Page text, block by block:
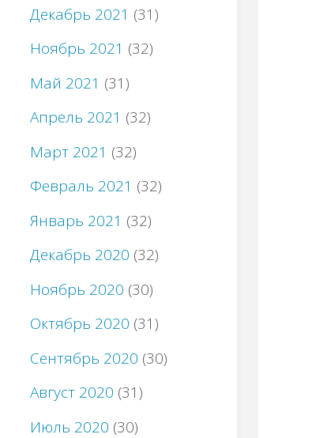
Декабрь 2021 (31)
Ноябрь 2021 (32)
Май 2021 (31)
Апрель 2021 (32)
Март 2021 (32)
Февраль 2021 (32)
Январь 2021 (32)
Декабрь 2020 (32)
Ноябрь 2020 (30)
Октябрь 2020 (31)
Сентябрь 2020 (30)
Август 2020 (31)
Июль 2020 (30)